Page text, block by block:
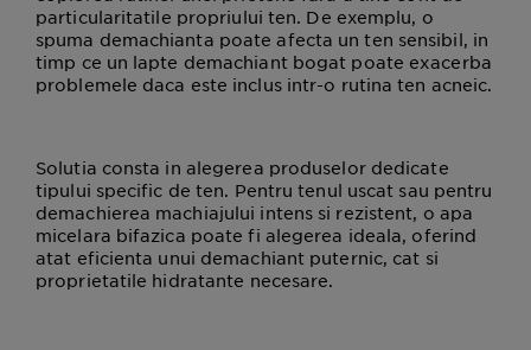
particularitatile propriului ten. De exemplu, o
spuma demachianta poate afecta un ten sensibil, in
timp ce un lapte demachiant bogat poate exacerba
problemele daca este inclus intr-o rutina ten acneic.
Solutia consta in alegerea produselor dedicate
tipului specific de ten. Pentru tenul uscat sau pentru
demachierea machiajului intens si rezistent, o apa
micelara bifazica poate fi alegerea ideala, oferind
atat eficienta unui demachiant puternic, cat si
proprietatile hidratante necesare.